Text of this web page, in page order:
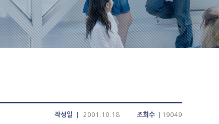
작성일 2001.10.18 조회수 19049